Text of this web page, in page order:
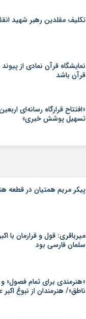
تکلیف مقلدین رهبر شهید
نمایشگاه قرآن نمادی از
قرآن باشد
«افتتاح قرارگاه رسانه‌ای
تسهیل پوشش خبری»
پیکر مریم همتیان در قطعه
میرباقری: قول و قرارمان با
سلمان فارسی بود
«هنرمندی برای تمام فصول»
ناطق»/ هنرمندان از نبوغ